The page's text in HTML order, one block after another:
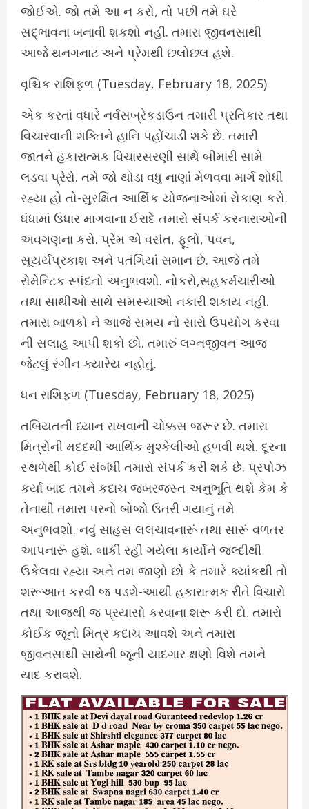
જોઈએ. જો તમે આ ન કરો, તો પછી તમે ઘરે
સદ્ભાવના બનાવી શકશો નહીં. તમારા જીવનસાથી
આજે થનગનાટ અને પ્રેમથી છલોછલ હશે.
વૃશ્ચિક રાશિફળ (Tuesday, February 18, 2025)
એક કરતાં વધારે નર્વસબ્રેકડાઉન તમારી પ્રતિકાર તથા
વિચારવાની શક્તિને હાનિ પહોંચાડી શકે છે. તમારી
જાતને હકારાત્મક વિચારસરણી સાથે બીમારી સામે
લડવા પ્રેરો. તમે જો થોડા વધુ નાણાં મેળવવા માર્ગ શોધી
રહ્યા હો તો-સુરક્ષિત આર્થિક યોજનાઓમાં રોકાણ કરો.
ધંધામાં ઉધાર માગવાના ઈરાદે તમારો સંપર્ક કરનારાઓની
અવગણના કરો. પ્રેમ એ વસંત, ફૂલો, પવન,
સૂયર્યપ્રકાશ અને પતંગિયાં સમાન છે. આજે તમે
રોમેન્ટિક સ્પંદનો અનુભવશો. નોકરો,સહકર્મચારીઓ
તથા સાથીઓ સાથે સમસ્યાઓ નકારી શકાય નહીં.
તમારા બાળકો ને આજે સમય નો સારો ઉપયોગ કરવા
ની સલાહ આપી શકો છો. તમારું લગ્નજીવન આજ
જેટલું રંગીન ક્યારેય નહોતું.
ધન રાશિફળ (Tuesday, February 18, 2025)
તબિયતની ધ્યાન રાખવાની ચોક્કસ જરૂર છે. તમારા
મિત્રોની મદદથી આર્થિક મુશ્કેલીઓ હળવી થશે. દૂરના
સ્થળેથી કોઈ સંબંધી તમારો સંપર્ક કરી શકે છે. પ્રપોઝ
કર્યા બાદ તમને કદાચ જબરજસ્ત અનુભૂતિ થશે કેમ કે
તેનાથી તમારા પરનો બોજો ઉતરી ગયાનું તમે
અનુભવશો. નવું સાહસ લલચાવનારૂં તથા સારૂં વળતર
આપનારૂં હશે. બાકી રહી ગયેલા કાર્યોને જલ્દીથી
ઉકેલવા રહ્યા અને તમ જાણો છો કે તમારે ક્યાંકથી તો
શરૂઆત કરવી જ પડશે-આથી હકારાત્મક રીતે વિચારો
તથા આજથી જ પ્રયાસો કરવાના શરૂ કરી દો. તમારો
કોઈક જૂનો મિત્ર કદાચ આવશે અને તમારા
જીવનસાથી સાથેની જૂની યાદગાર ક્ષણો વિશે તમને
યાદ કરાવશે.